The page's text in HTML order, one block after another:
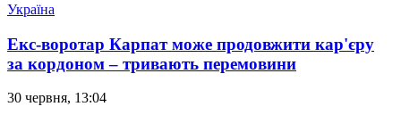
Україна
Екс-воротар Карпат може продовжити кар'єру
за кордоном – тривають перемовини
30 червня, 13:04